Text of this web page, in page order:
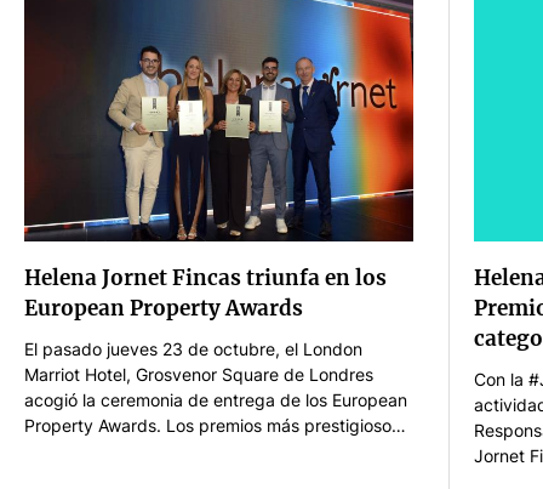
Helena Jornet Fincas triunfa en los
European Property Awards
El pasado jueves 23 de octubre, el London
Marriot Hotel, Grosvenor Square de Londres
acogió la ceremonia de entrega de los European
Property Awards. Los premios más prestigiosos
Con la
Jornet